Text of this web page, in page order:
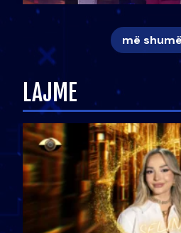
më
LAJME